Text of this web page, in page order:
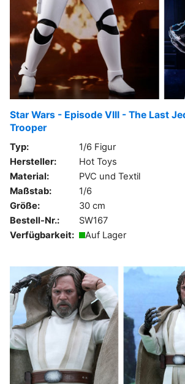
Star Wars - Episode VIII - The Last
Trooper
Typ:
1/6 Figur
Hersteller:
Hot Toys
Material:
PVC und Textil
Maßstab:
1/6
Größe:
30 cm
Bestell-Nr.:
SW167
Verfügbarkeit:
Auf Lager